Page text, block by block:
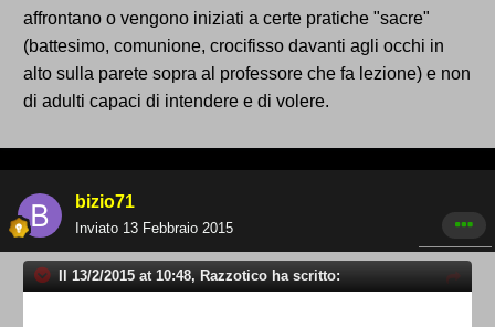
affrontano o vengono iniziati a certe pratiche "sacre"
(battesimo, comunione, crocifisso davanti agli occhi in
alto sulla parete sopra al professore che fa lezione) e non
di adulti capaci di intendere e di volere.
bizio71
Inviato 13 Febbraio 2015
Il 13/2/2015 at 10:48, Razzotico ha scritto: